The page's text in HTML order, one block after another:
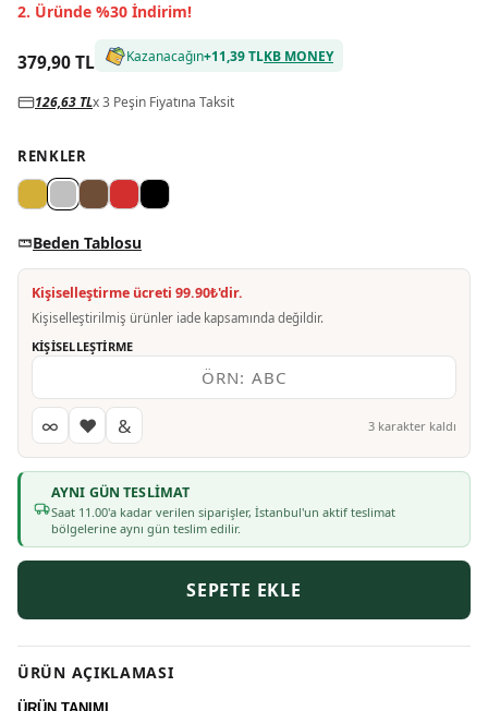
2. Üründe %30 İndirim!
379,90 TL Kazanacağın+11,39 TLKB MONEY
126,63 TLx 3 Peşin Fiyatına Taksit
RENKLER
Beden Tablosu
Kişiselleştirme ücreti 99.90₺'dir.
Kişiselleştirilmiş ürünler iade kapsamında değildir.
KIŞISELLEŞTIRME
∞ ♥ & 3 karakter kaldı
AYNI GÜN TESLIMAT
Saat 11 .00'a kadar verilen siparişler, İstanbul'un aktif teslimat
bölgelerine aynı gün teslim edilir.
SEPETE EKLE
ÜRÜN AÇIKLAMASI